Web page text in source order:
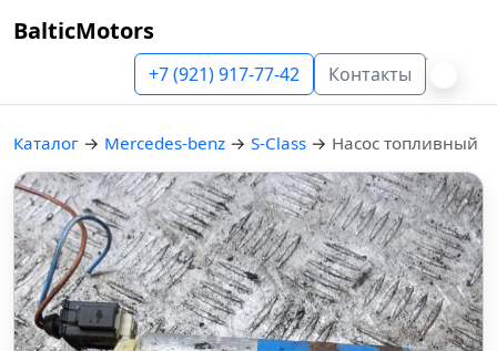
BalticMotors
+7 (921) 917-77-42 Контакты
Каталог → Mercedes-benz → S-Class → Насос топливный